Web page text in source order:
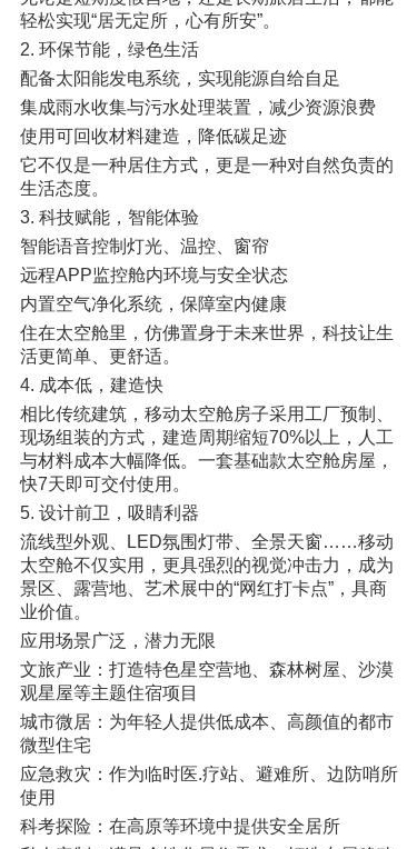
轻松实现“居无定所，心有所安”。
2. 环保节能，绿色生活
配备太阳能发电系统，实现能源自给自足
集成雨水收集与污水处理装置，减少资源浪费
使用可回收材料建造，降低碳足迹
它不仅是一种居住方式，更是一种对自然负责的
生活态度。
3. 科技赋能，智能体验
智能语音控制灯光、温控、窗帘
远程APP监控舱内环境与安全状态
内置空气净化系统，保障室内健康
住在太空舱里，仿佛置身于未来世界，科技让生
活更简单、更舒适。
4. 成本低，建造快
相比传统建筑，移动太空舱房子采用工厂预制、
现场组装的方式，建造周期缩短70%以上，人工
与材料成本大幅降低。一套基础款太空舱房屋，
快7天即可交付使用。
5. 设计前卫，吸睛利器
流线型外观、LED氛围灯带、全景天窗……移动
太空舱不仅实用，更具强烈的视觉冲击力，成为
景区、露营地、艺术展中的“网红打卡点”，具商
业价值。
应用场景广泛，潜力无限
文旅产业：打造特色星空营地、森林树屋、沙漠
观星屋等主题住宿项目
城市微居：为年轻人提供低成本、高颜值的都市
微型住宅
应急救灾：作为临时医.疗站、避难所、边防哨所
使用
科考探险：在高原等环境中提供安全居所